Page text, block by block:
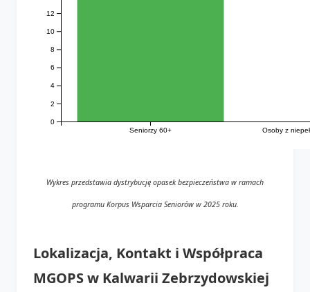
Seniorzy 60+ Osoby z
0
2
4
6
8
10
12
Wykres przedstawia dystrybucję opasek bezpieczeństwa w ramach
programu Korpus Wsparcia Seniorów w 2025 roku.
Lokalizacja, Kontakt i Współpraca
MGOPS w Kalwarii Zebrzydowskiej